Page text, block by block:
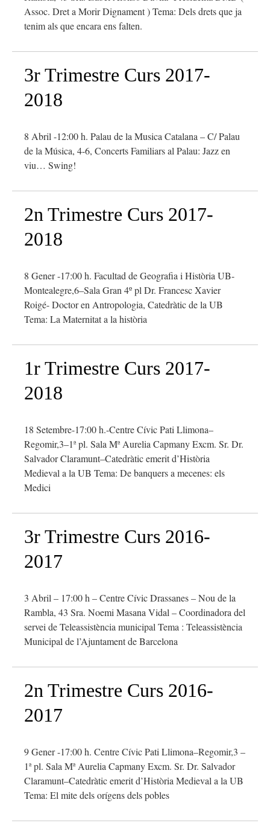
Assoc. Dret a Morir Dignament ) Tema: Dels drets que ja
tenim als que encara ens falten.
3r Trimestre Curs 2017-
2018
8 Abril -12:00 h. Palau de la Musica Catalana – C/ Palau
de la Música, 4-6, Concerts Familiars al Palau: Jazz en
viu… Swing!
2n Trimestre Curs 2017-
2018
8 Gener -17:00 h. Facultad de Geografia i Història UB-
Montealegre,6–Sala Gran 4º pl Dr. Francesc Xavier
Roigé- Doctor en Antropologia, Catedràtic de la UB
Tema: La Maternitat a la història
1r Trimestre Curs 2017-
2018
18 Setembre-17:00 h.-Centre Cívic Pati Llimona–
Regomir,3–1ª pl. Sala Mª Aurelia Capmany Excm. Sr. Dr.
Salvador Claramunt–Catedràtic emerit d’Història
Medieval a la UB Tema: De banquers a mecenes: els
Medici
3r Trimestre Curs 2016-
2017
3 Abril – 17:00 h – Centre Cívic Drassanes – Nou de la
Rambla, 43 Sra. Noemi Masana Vidal – Coordinadora del
servei de Teleassistència municipal Tema : Teleassistència
Municipal de l’Ajuntament de Barcelona
2n Trimestre Curs 2016-
2017
9 Gener -17:00 h. Centre Cívic Pati Llimona–Regomir,3 –
1ª pl. Sala Mª Aurelia Capmany Excm. Sr. Dr. Salvador
Claramunt–Catedràtic emerit d’Història Medieval a la UB
Tema: El mite dels orígens dels pobles